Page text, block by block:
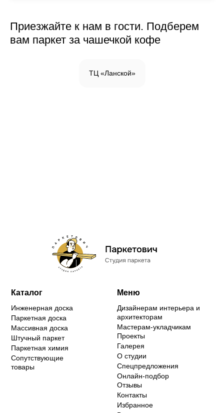
Приезжайте к нам в гости. Подберем
вам паркет за чашечкой кофе
ТЦ «Ланской»
Каталог
Инженерная доска
Паркетная доска
Массивная доска
Штучный паркет
Паркетная химия
Сопутствующие
товары
Меню
Дизайнерам интерьера и
архитекторам
Мастерам-укладчикам
Проекты
Галерея
О студии
Спецпредложения
Онлайн-подбор
Отзывы
Контакты
Избранное